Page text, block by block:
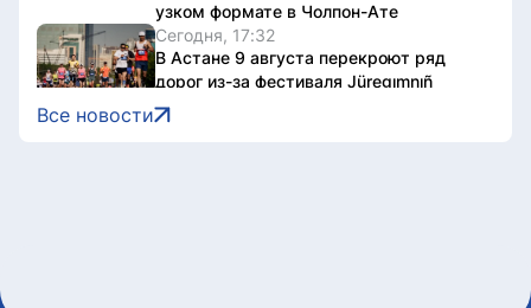
узком формате в Чолпон-Ате
Сегодня, 17:32
В Астане 9 августа перекроют ряд
дорог из-за фестиваля Jüregımnıñ
Jenımpazy
Сегодня, 17:25
Все новости